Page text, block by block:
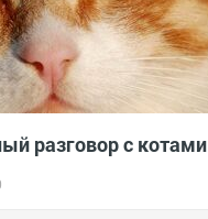
разговор с котами